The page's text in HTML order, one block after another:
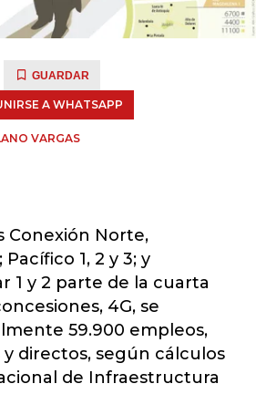
GUARDAR
A WHATSAPP
VARGAS
Conexión Norte,
1, 2 y 3; y
1 y 2 parte de la cuarta
4G, se
59.900 empleos,
directos, según cálculos
de Infraestructura